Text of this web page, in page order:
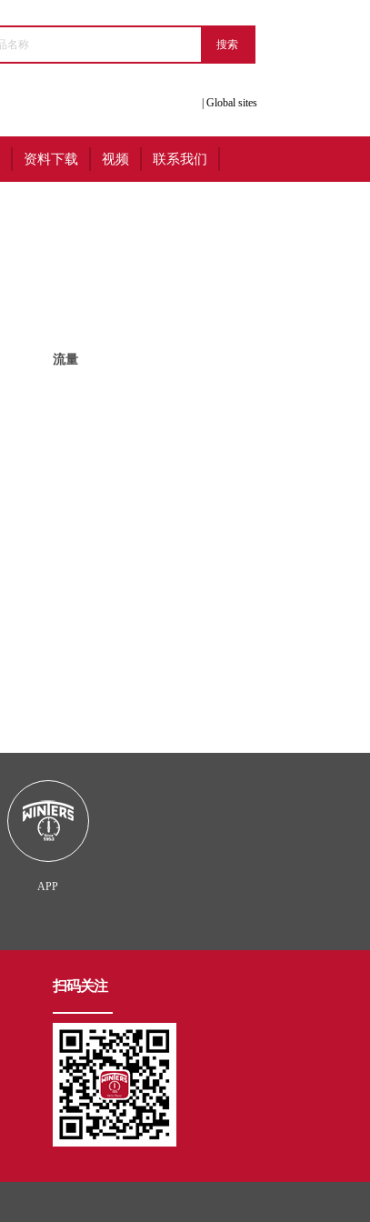
Global sites
资料下载 视频 联系我们
流量
APP
扫码关注